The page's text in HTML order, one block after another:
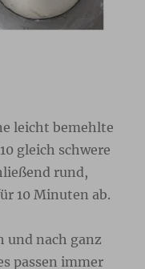
leicht bemehlte
gleich schwere
rund,
10 Minuten ab.
und nach ganz
passen immer